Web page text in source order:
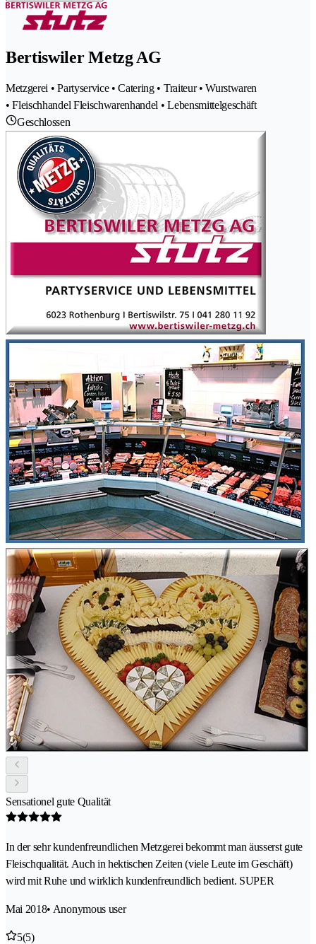
Bertiswiler Metzg AG
Metzgerei • Partyservice • Catering • Traiteur • Wurstwaren
• Fleischhandel Fleischwarenhandel • Lebensmittelgeschäft
Geschlossen
Sensationel gute Qualität
In der sehr kundenfreundlichen Metzgerei bekommt man äusserst gute
Fleischqualität. Auch in hektischen Zeiten (viele Leute im Geschäft)
wird mit Ruhe und wirklich kundenfreundlich bedient. SUPER
Mai 2018• Anonymous user
5(5)